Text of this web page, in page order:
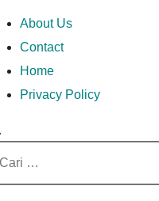
Money
Way
In
About Us
Contact
Home
Privacy Policy